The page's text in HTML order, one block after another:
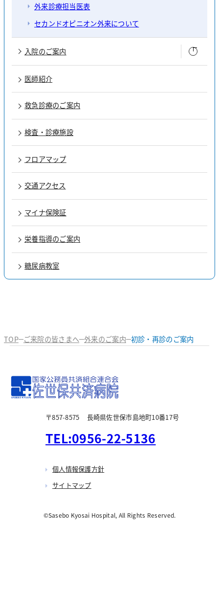
外来診療担当医表
セカンドオピニオン外来について
入院のご案内
入院のお手続き
入院時の携帯品について
院内Wi-Fiについて
治療と看護
注意事項について
入院セットについて
医師紹介
救急診療のご案内
検査・診療施設
フロアマップ
交通アクセス
マイナ保険証
栄養指導のご案内
糖尿病教室
TOP ご来院の皆さまへ 外来のご案内 初診・再診のご案内
〒857-8575 長崎県佐世保市島地町10番17号
TEL:0956-22-5136
個人情報保護方針
サイトマップ
©Sasebo Kyosai Hospital, All Rights Reserved.